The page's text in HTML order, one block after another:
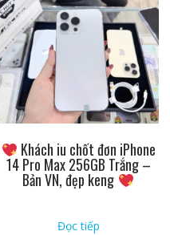
Khách iu chốt đơn iPhone
14 Pro Max 256GB Trắng –
Bản VN, đẹp keng
Đọc tiếp